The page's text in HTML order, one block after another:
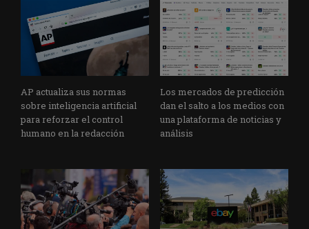
AP actualiza sus normas
sobre inteligencia artificial
para reforzar el control
humano en la redacción
Los mercados de predicción
dan el salto a los medios con
una plataforma de noticias y
análisis